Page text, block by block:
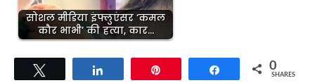
सोशल मीडिया इंफ्लुएंसर ‘कमल
कौर भाभी’ की हत्या, कार…
Share 0
SHARES